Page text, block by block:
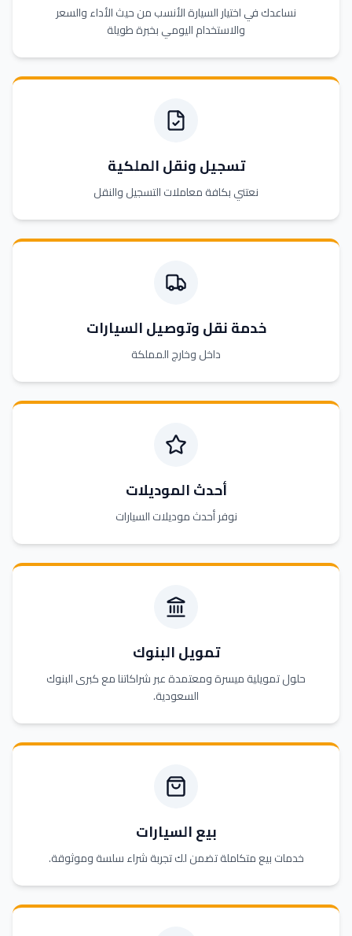
نساعدك في اختيار السيارة الأنسب من حيث الأداء والسعر
والاستخدام اليومي بخبرة طويلة
تسجيل ونقل الملكية
نعتني بكافة معاملات التسجيل والنقل
خدمة نقل وتوصيل السيارات
داخل وخارج المملكة
أحدث الموديلات
نوفر أحدث موديلات السيارات
تمويل البنوك
حلول تمويلية ميسرة ومعتمدة عبر شراكاتنا مع كبرى البنوك
السعودية.
بيع السيارات
خدمات بيع متكاملة تضمن لك تجربة شراء سلسة وموثوقة.